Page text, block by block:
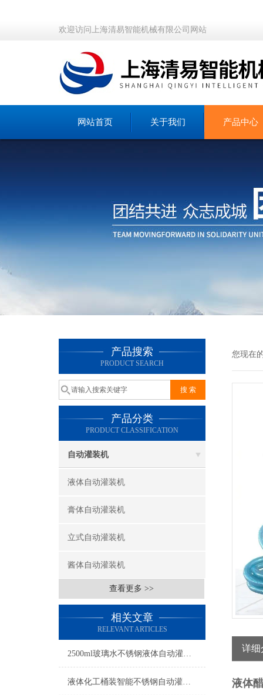
欢迎访问上海清易智能机械有限公司网站
网站首页 关于我们 产品中心
产品搜索
PRODUCT SEARCH
产品分类
PRODUCT CLASSIFICATION
自动灌装机
液体自动灌装机
膏体自动灌装机
立式自动灌装机
酱体自动灌装机
查看更多 >>
相关文章
RELEVANT ARTICLES
2500ml玻璃水不锈钢液体自动灌装机操作简单
液体化工桶装智能不锈钢自动灌装机操作简单
您现在
详细
液体